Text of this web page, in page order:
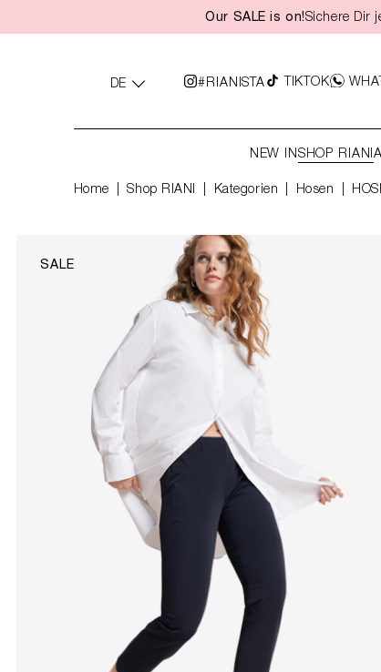
Zur Hauptnavigation springen
Our SALE is on!Sichere Dir
DE #RIANISTA TIKTOK
NEW INSHOP RIANI
Home Shop RIANI Kategorien Hosen
SALE